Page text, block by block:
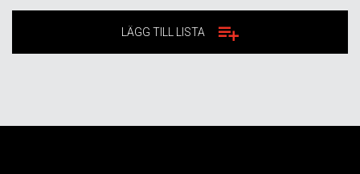
LÄGG TILL LISTA